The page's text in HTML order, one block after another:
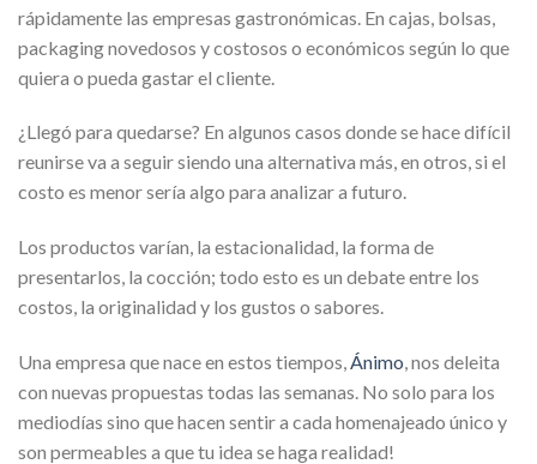
rápidamente las empresas gastronómicas. En cajas, bolsas,
packaging novedosos y costosos o económicos según lo que
quiera o pueda gastar el cliente.
¿Llegó para quedarse? En algunos casos donde se hace difícil
reunirse va a seguir siendo una alternativa más, en otros, si el
costo es menor sería algo para analizar a futuro.
Los productos varían, la estacionalidad, la forma de
presentarlos, la cocción; todo esto es un debate entre los
costos, la originalidad y los gustos o sabores.
Una empresa que nace en estos tiempos,Ánimo, nos deleita
con nuevas propuestas todas las semanas. No solo para los
mediodías sino que hacen sentir a cada homenajeado único y
son permeables a que tu idea se haga realidad!